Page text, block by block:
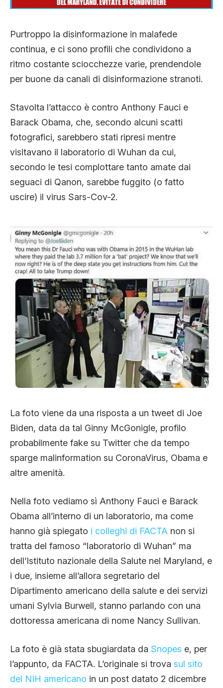
CLIMA ED ENERGIA
CONTATTI
CHI SIAMO
Purtroppo la disinformazione in malafede
continua, e ci sono profili che condividono a
ritmo costante sciocchezze varie, prendendole
per buone da canali di disinformazione stranoti.
Stavolta l’attacco è contro Anthony Fauci e
Barack Obama, che, secondo alcuni scatti
fotografici, sarebbero stati ripresi mentre
visitavano il laboratorio di Wuhan da cui,
secondo le tesi complottare tanto amate dai
seguaci di Qanon, sarebbe fuggito (o fatto
uscire) il virus Sars-Cov-2.
La foto viene da una risposta a un tweet di Joe
Biden, data da tal Ginny McGonigle, profilo
probabilmente fake su Twitter che da tempo
sparge malinformation su CoronaVirus, Obama e
altre amenità.
Nella foto vediamo sì Anthony Fauci e Barack
Obama all’interno di un laboratorio, ma come
hanno già spiegato i colleghi di FACTA non si
tratta del famoso “laboratorio di Wuhan” ma
dell’Istituto nazionale della Salute nel Maryland, e
i due, insieme all’allora segretario del
Dipartimento americano della salute e dei servizi
umani Sylvia Burwell, stanno parlando con una
dottoressa americana di nome Nancy Sullivan.
La foto è già stata sbugiardata da Snopes e, per
l’appunto, da FACTA. L’originale si trova sul sito
del NIH americano in un post datato 2 dicembre